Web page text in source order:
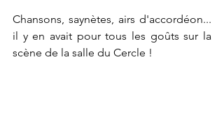
Chansons, saynètes, airs d'accordéon...
il y en avait pour tous les goûts sur la
scène de la salle du Cercle !